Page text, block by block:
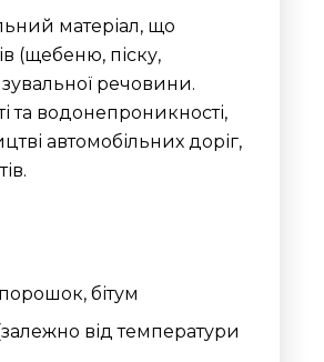
матеріал, що
(щебеню, піску,
речовини.
та водонепроникності,
автомобільних доріг,
бітум
від температури